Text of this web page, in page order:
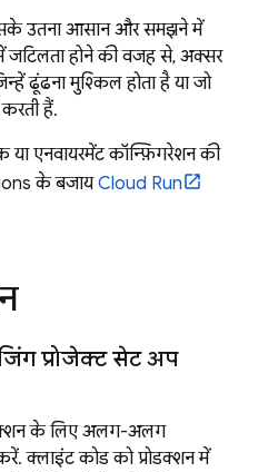
उतना आसान और समझने में
होने की वजह से, अक्सर
ढूंढना मुश्किल होता है या जो
हैं.
एनवायरमेंट कॉन्फ़िगरेशन की
के बजायCloud Run
प्रोजेक्ट सेट अप
के लिए अलग-अलग
क्लाइंट कोड को प्रोडक्शन में